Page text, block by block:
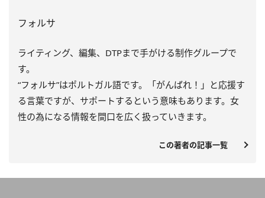
フォルサ
ライティング、編集、DTPまで手がける制作グループで
す。
“フォルサ”はポルトガル語です。「がんばれ！」と応援す
る言葉ですが、サポートするという意味もあります。女
性の為になる情報を間口を広く扱っていきます。
この著者の記事一覧